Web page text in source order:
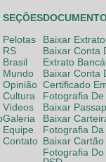
SEÇÕES
Pelotas
RS
Brasil
Mundo
Opinião
Cultura
Vídeos
Galeria
Equipe
Contato
Baixar
Baixar Conta
Extrato
Baixar Conta
Certificado
Fotografia
Baixar
Baixar
Fotografia
Baixar
Fotografia